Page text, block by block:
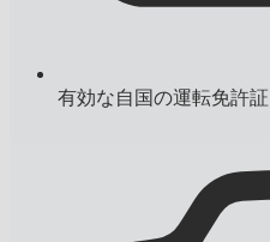
有効な自国の運転免許証